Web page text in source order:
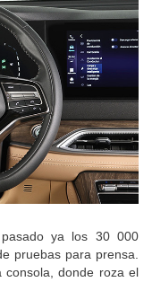
ya los 30 000
pruebas para prensa.
consola, donde roza el